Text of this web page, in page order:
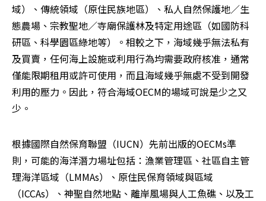
域）、傳統領域（原住民族地區）、私人自然保護地／生
態農場、宗教聖地／寺廟保護林及特定用途區（如國防科
研區、科學園區綠地等）。相較之下，海域幾乎無法私有
及買賣，任何海上設施或利用行為均需要政府核准，通常
僅能限期租用或許可使用，而且海域幾乎無處不受到開發
利用的壓力。因此，符合海域OECM的場域可說是少之又
少。
根據國際自然保育聯盟（IUCN）先前出版的OECMs準
則，可能的海洋潛力場址包括：漁業管理區、社區自主管
理海洋區域（LMMAs）、原住民保育領域與區域
（ICCAs）、神聖自然地點、離岸風場與人工魚礁、以及工